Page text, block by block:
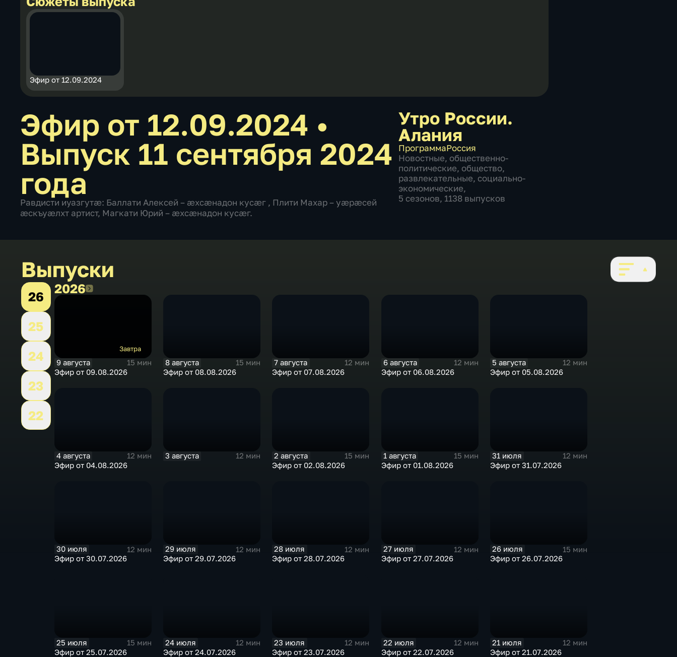
Эфир от 12.09.2024
Эфир от 12.09.2024 •
Выпуск 11 сентября 2024
года
Равдисти иуазгутæ: Баллати Алексей – æхсæнадон кусæг , Плити Махар – уæрæсей
æскъуæлхт артист, Магкати Юрий – æхсæнадон кусæг.
Утро России.
Алания
ПрограммаРоссия
Новостные, общественно-
политические, общество,
развлекательные, социально-
экономические,
5 сезонов, 1138 выпусков
Выпуски
26
25
24
23
22
20262026
Завтра
9 августа
15 мин
Эфир от 09.08.2026
8 августа
15 мин
Эфир от 08.08.2026
7 августа
12 мин
Эфир от 07.08.2026
6 августа
12 мин
Эфир от 06.08.2026
5 августа
12 мин
Эфир от 05.08.2026
4 августа
12 мин
Эфир от 04.08.2026
3 августа 12 мин 2 августа
15 мин
Эфир от 02.08.2026
1 августа
15 мин
Эфир от 01.08.2026
31 июля
12 мин
Эфир от 31.07.2026
30 июля
12 мин
Эфир от 30.07.2026
29 июля
12 мин
Эфир от 29.07.2026
28 июля
12 мин
Эфир от 28.07.2026
27 июля
12 мин
Эфир от 27.07.2026
26 июля
15 мин
Эфир от 26.07.2026
25 июля
15 мин
Эфир от 25.07.2026
24 июля
12 мин
Эфир от 24.07.2026
23 июля
12 мин
Эфир от 23.07.2026
22 июля
12 мин
Эфир от 22.07.2026
21 июля
12 мин
Эфир от 21.07.2026